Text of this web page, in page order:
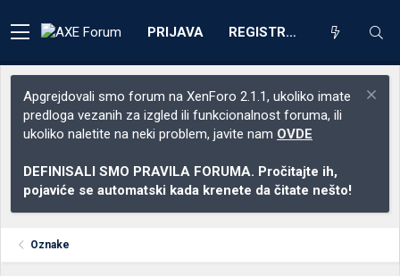
PRIJAVA REGISTRACIJA
Apgrejdovali smo forum na XenForo 2.1.1, ukoliko imate
predloga vezanih za izgled ili funkcionalnost foruma, ili
ukoliko naletite na neki problem, javite nam OVDE
DEFINISALI SMO PRAVILA FORUMA. Pročitajte ih,
pojaviće se automatski kada krenete da čitate nešto!
Oznake